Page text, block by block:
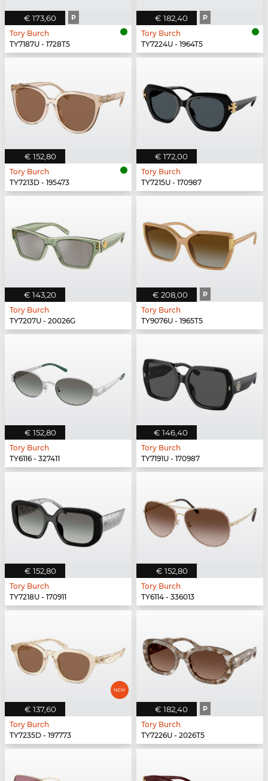
€ 173,60 P
Tory Burch
TY7187U - 1728T5
€ 182,40 P
Tory Burch
TY7224U - 1964T5
€ 152,80
Tory Burch
TY7213D - 195473
€ 172,00
Tory Burch
TY7215U - 170987
€ 143,20
Tory Burch
TY7207U - 20026G
€ 208,00 P
Tory Burch
TY9076U - 1965T5
€ 152,80
Tory Burch
TY6116 - 327411
€ 146,40
Tory Burch
TY7191U - 170987
€ 152,80
Tory Burch
TY7218U - 170911
€ 152,80
Tory Burch
TY6114 - 336013
€ 137,60
Tory Burch
TY7235D - 197773
€ 182,40 P
Tory Burch
TY7226U - 2026T5